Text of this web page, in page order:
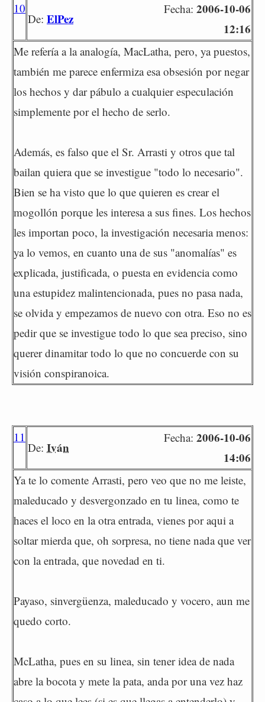
10
De: ElPez
Fecha: 2006-10-06
12:16
Me refería a la analogía, MacLatha, pero, ya puestos,
también me parece enfermiza esa obsesión por negar
los hechos y dar pábulo a cualquier especulación
simplemente por el hecho de serlo.
Además, es falso que el Sr. Arrasti y otros que tal
bailan quiera que se investigue "todo lo necesario".
Bien se ha visto que lo que quieren es crear el
mogollón porque les interesa a sus fines. Los hechos
les importan poco, la investigación necesaria menos:
ya lo vemos, en cuanto una de sus "anomalías" es
explicada, justificada, o puesta en evidencia como
una estupidez malintencionada, pues no pasa nada,
se olvida y empezamos de nuevo con otra. Eso no es
pedir que se investigue todo lo que sea preciso, sino
querer dinamitar todo lo que no concuerde con su
visión conspiranoica.
11
De: Iván
Fecha: 2006-10-06
14:06
Ya te lo comente Arrasti, pero veo que no me leiste,
maleducado y desvergonzado en tu linea, como te
haces el loco en la otra entrada, vienes por aqui a
soltar mierda que, oh sorpresa, no tiene nada que ver
con la entrada, que novedad en ti.
Payaso, sinvergüenza, maleducado y vocero, aun me
quedo corto.
McLatha, pues en su linea, sin tener idea de nada
abre la bocota y mete la pata, anda por una vez haz